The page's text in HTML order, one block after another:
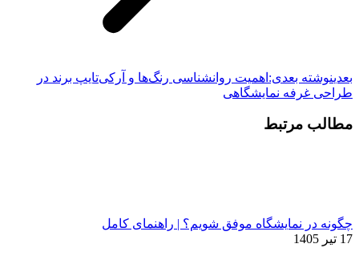
بعدینوشته بعدی: اهمیت روانشناسی رنگ‌ها و آرکی‌تایپ برند در
طراحی غرفه نمایشگاهی
مطالب مرتبط
چگونه در نمایشگاه موفق شویم؟ | راهنمای کامل
17 تیر 1405